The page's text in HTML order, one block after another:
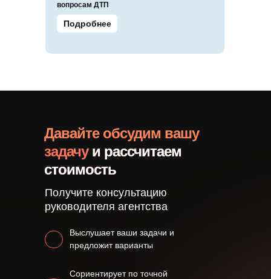
вопросам ДТП
Подробнее
Сориентирует по точной
Получите консультацию
руководителя агентства
Выслушает ваши задачи и
предложит варианты
Давайте обсудим вашу
задачу и рассчитаем
стоимость